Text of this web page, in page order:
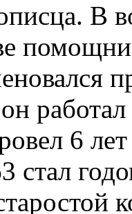
В
он
6
стал